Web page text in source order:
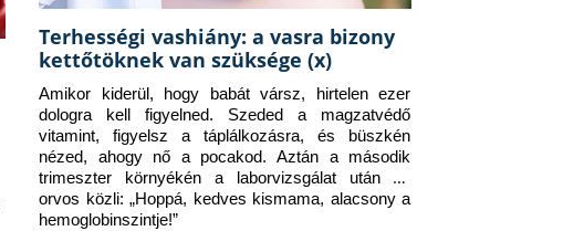
Terhességi vashiány: a vasra bizony
kettőtöknek van szüksége (x)
Amikor kiderül, hogy babát vársz, hirtelen ezer
dologra kell figyelned. Szeded a magzatvédő
vitamint, figyelsz a táplálkozásra, és büszkén
nézed, ahogy nő a pocakod. Aztán a második
trimeszter környékén a laborvizsgálat után az
orvos közli: „Hoppá, kedves kismama, alacsony a
hemoglobinszintje!”